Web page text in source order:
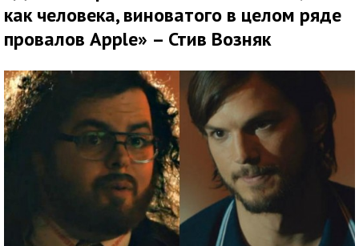
как человека, виноватого в целом ряде
провалов Apple» – Стив Возняк